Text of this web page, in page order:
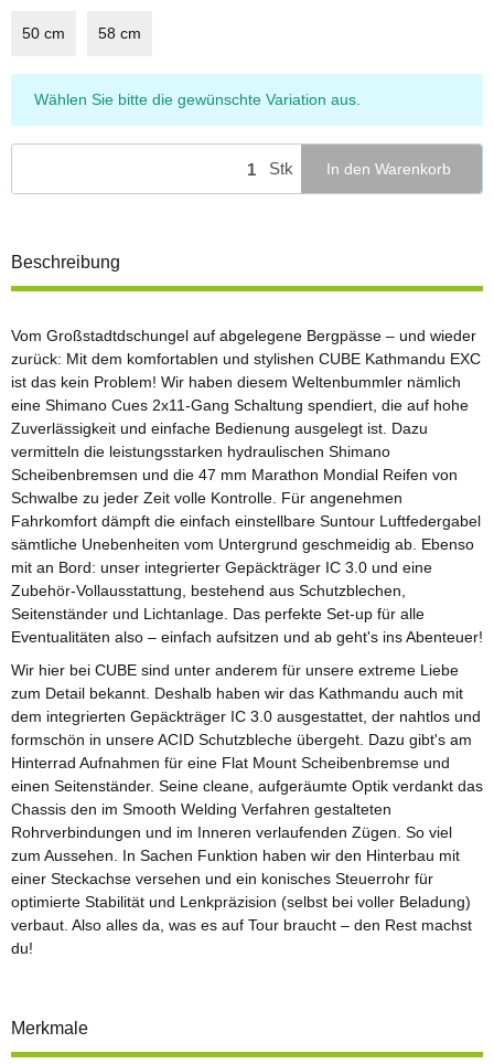
50 cm 58 cm
x
Wählen Sie bitte die gewünschte Variation aus.
Stk In den Warenkorb
Beschreibung
Vom Großstadtdschungel auf abgelegene Bergpässe – und wieder
zurück: Mit dem komfortablen und stylishen CUBE Kathmandu EXC
ist das kein Problem! Wir haben diesem Weltenbummler nämlich
eine Shimano Cues 2x11-Gang Schaltung spendiert, die auf hohe
Zuverlässigkeit und einfache Bedienung ausgelegt ist. Dazu
vermitteln die leistungsstarken hydraulischen Shimano
Scheibenbremsen und die 47 mm Marathon Mondial Reifen von
Schwalbe zu jeder Zeit volle Kontrolle. Für angenehmen
Fahrkomfort dämpft die einfach einstellbare Suntour Luftfedergabel
sämtliche Unebenheiten vom Untergrund geschmeidig ab. Ebenso
mit an Bord: unser integrierter Gepäckträger IC 3.0 und eine
Zubehör-Vollausstattung, bestehend aus Schutzblechen,
Seitenständer und Lichtanlage. Das perfekte Set-up für alle
Eventualitäten also – einfach aufsitzen und ab geht's ins Abenteuer!
Wir hier bei CUBE sind unter anderem für unsere extreme Liebe
zum Detail bekannt. Deshalb haben wir das Kathmandu auch mit
dem integrierten Gepäckträger IC 3.0 ausgestattet, der nahtlos und
formschön in unsere ACID Schutzbleche übergeht. Dazu gibt's am
Hinterrad Aufnahmen für eine Flat Mount Scheibenbremse und
einen Seitenständer. Seine cleane, aufgeräumte Optik verdankt das
Chassis den im Smooth Welding Verfahren gestalteten
Rohrverbindungen und im Inneren verlaufenden Zügen. So viel
zum Aussehen. In Sachen Funktion haben wir den Hinterbau mit
einer Steckachse versehen und ein konisches Steuerrohr für
optimierte Stabilität und Lenkpräzision (selbst bei voller Beladung)
verbaut. Also alles da, was es auf Tour braucht – den Rest machst
du!
Merkmale